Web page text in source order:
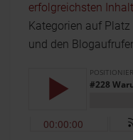
erfolgreichsten
Kategorien auf
und den